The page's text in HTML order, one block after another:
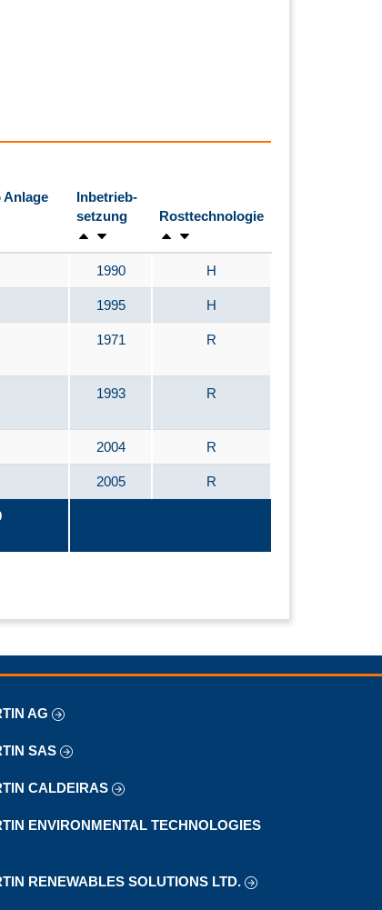
Anlage
Inbetrieb-
setzung
Rosttechnologie
1990 H
1995 H
1971 R
1993 R
2004 R
2005 R
AG
SAS
CALDEIRAS
ENVIRONMENTAL TECHNOLOGIES
RENEWABLES SOLUTIONS LTD.